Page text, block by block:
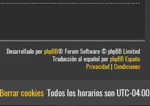
Desarrollado porphpBB® Forum Software © phpBB Limited
Traducción al español porphpBB España
Privacidad| Condiciones
Todos los horarios son UTC-04:00
Borrar cookies